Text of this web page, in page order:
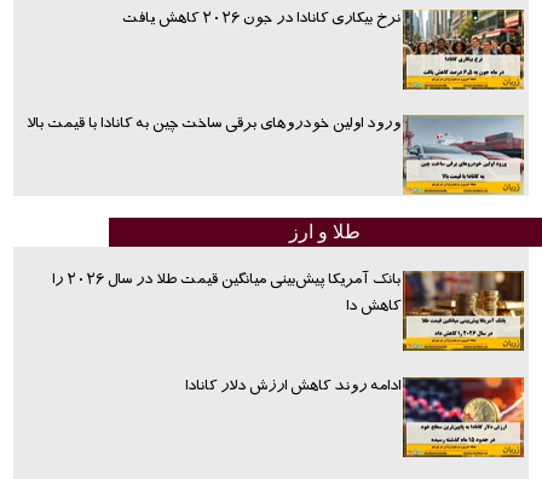
نرخ بیکاری کانادا در جون ۲۰۲۶ کاهش یافت
ورود اولین خودروهای برقی ساخت چین به کانادا با قیمت بالا
طلا و ارز
بانک آمریکا پیش‌بینی میانگین قیمت طلا در سال ۲۰۲۶ را
کاهش دا
ادامه روند کاهش ارزش دلار کانادا